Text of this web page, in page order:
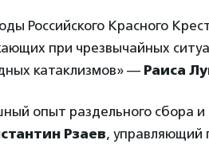
Российского Красного
при чрезвычайных
катаклизмов» — Раиса
опыт раздельного сбора
Рзаев, управляющий